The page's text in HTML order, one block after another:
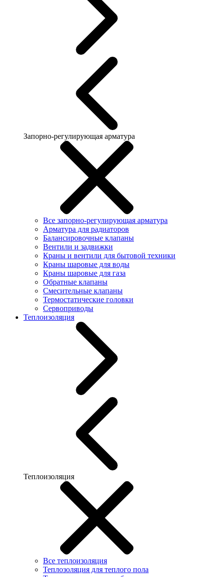
Запорно-регулирующая арматура
Все запорно-регулирующая арматура
Арматура для радиаторов
Балансировочные клапаны
Вентили и задвижки
Краны и вентили для бытовой техники
Краны шаровые для воды
Краны шаровые для газа
Обратные клапаны
Смесительные клапаны
Термостатические головки
Сервоприводы
Теплоизоляция
Теплоизоляция
Все теплоизоляция
Теплозоляция для теплого пола